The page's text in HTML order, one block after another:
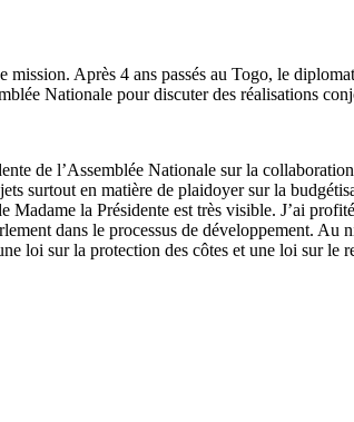
Après 4 ans passés au Togo, le
Nationale pour discuter des réalisations
de l’Assemblée Nationale sur la
surtout en matière de plaidoyer sur la
Madame la Présidente est très visible. J’ai
dans le processus de développement.
loi sur la protection des côtes et une loi sur